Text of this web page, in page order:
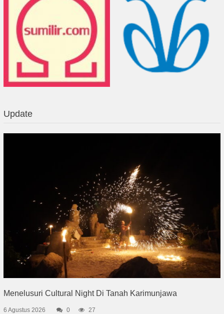
Update
Menelusuri Cultural Night Di Tanah Karimunjawa
6 Agustus 2026 0 27